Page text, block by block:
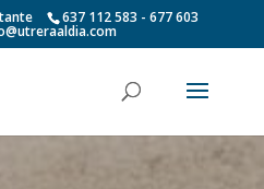
637 112 583 - 677 603